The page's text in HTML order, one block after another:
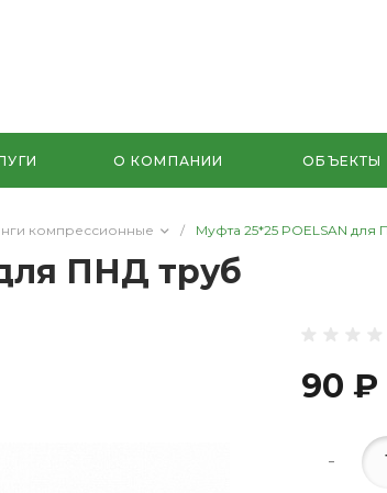
О КОМПАНИИ ОБЪЕКТЫ
компрессионные / Муфта 25*25 POELSAN для
ПНД труб
90 ₽
-